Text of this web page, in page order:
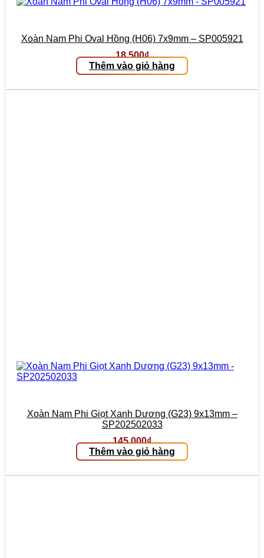
Xoàn Nam Phi Oval Hồng (H06) 7x9mm – SP005921
18.500₫
Thêm vào giỏ hàng
Xoàn Nam Phi Giọt Xanh Dương (G23) 9x13mm –
SP202502033
145.000₫
Thêm vào giỏ hàng